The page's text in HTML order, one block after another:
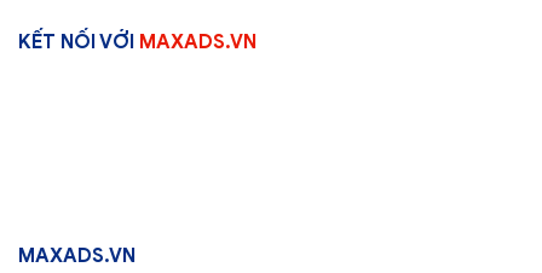
KẾT NỐI VỚI MAXADS.VN
MAXADS.VN